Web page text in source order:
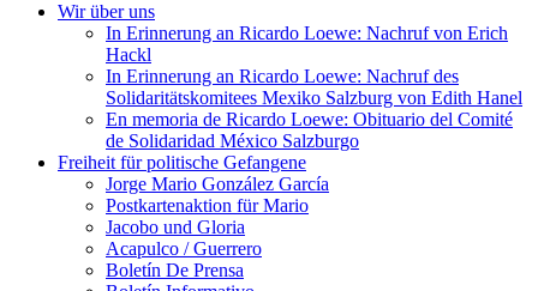
Wir über uns
In Erinnerung an Ricardo Loewe: Nachruf von Erich
Hackl
In Erinnerung an Ricardo Loewe: Nachruf des
Solidaritätskomitees Mexiko Salzburg von Edith Hanel
En memoria de Ricardo Loewe: Obituario del Comité
de Solidaridad México Salzburgo
Freiheit für politische Gefangene
Jorge Mario González García
Postkartenaktion für Mario
Jacobo und Gloria
Acapulco / Guerrero
Boletín De Prensa